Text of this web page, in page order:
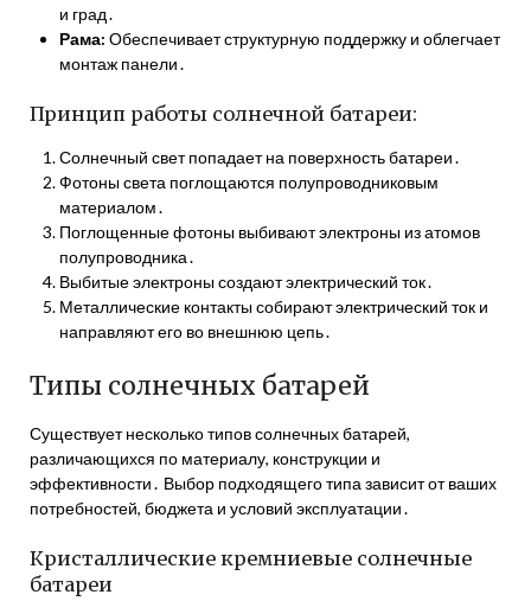
и град․
Рама: Обеспечивает структурную поддержку и облегчает
монтаж панели․
Принцип работы солнечной батареи:
Солнечный свет попадает на поверхность батареи․
Фотоны света поглощаются полупроводниковым
материалом․
Поглощенные фотоны выбивают электроны из атомов
полупроводника․
Выбитые электроны создают электрический ток․
Металлические контакты собирают электрический ток и
направляют его во внешнюю цепь․
Типы солнечных батарей
Существует несколько типов солнечных батарей,
различающихся по материалу, конструкции и
эффективности․ Выбор подходящего типа зависит от ваших
потребностей, бюджета и условий эксплуатации․
Кристаллические кремниевые солнечные
батареи